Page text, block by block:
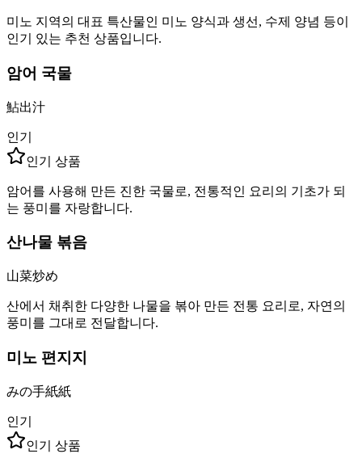
미노 지역의 대표 특산물인 미노 양식과 생선, 수제 양념 등이
인기 있는 추천 상품입니다.
암어 국물
鮎出汁
인기
인기 상품
암어를 사용해 만든 진한 국물로, 전통적인 요리의 기초가 되
는 풍미를 자랑합니다.
산나물 볶음
山菜炒め
산에서 채취한 다양한 나물을 볶아 만든 전통 요리로, 자연의
풍미를 그대로 전달합니다.
미노 편지지
みの手紙紙
인기
인기 상품